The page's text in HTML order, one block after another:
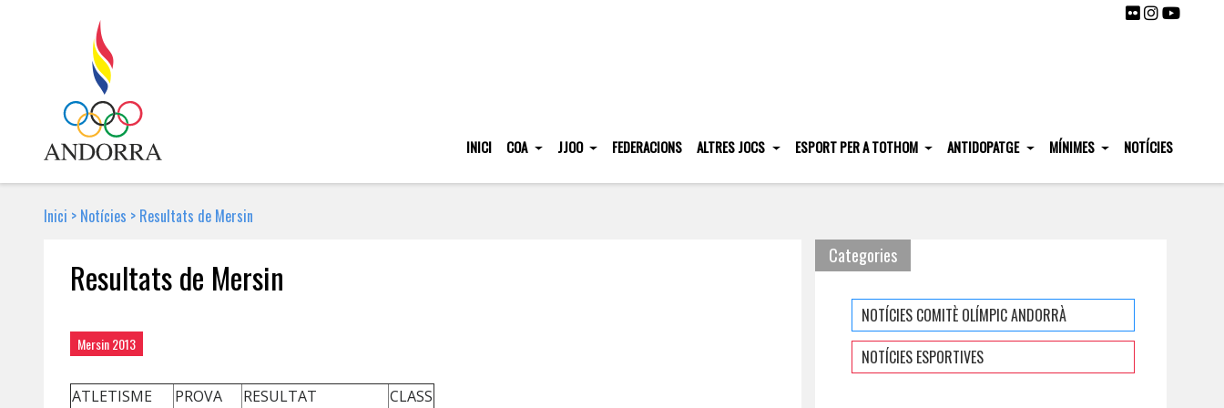
INICI COA JJOO FEDERACIONS ALTRES JOCS ESPORT PER A TOTHOM ANTIDOPATGE MÍNIMES NOTÍCIES
Inici > Notícies > Resultats de Mersin
Resultats de Mersin
Mersin 2013
ATLETISME PROVA RESULTAT
CLASS
Categories
NOTÍCIES COMITÈ OLÍMPIC ANDORRÀ
NOTÍCIES ESPORTIVES